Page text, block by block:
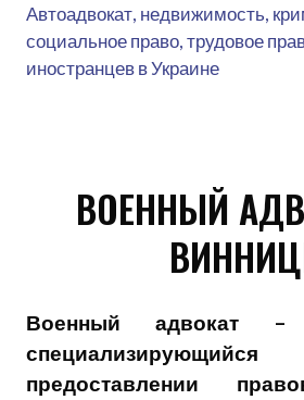
Автоадвокат, недвижимость,
социальное право, трудовое
иностранцев в Украине
ВОЕННЫЙ
Военный адвокат
предоставлении